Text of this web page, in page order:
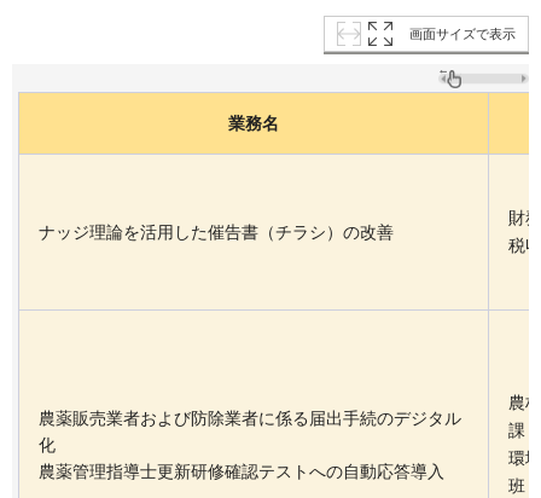
画面サイズで表示
業務名
ナッジ理論を活用した催告書（チラシ）の改善
財
税
農薬販売業者および防除業者に係る届出手続のデジタル
化
農薬管理指導士更新研修確認テストへの自動応答導入
農
課
環
班